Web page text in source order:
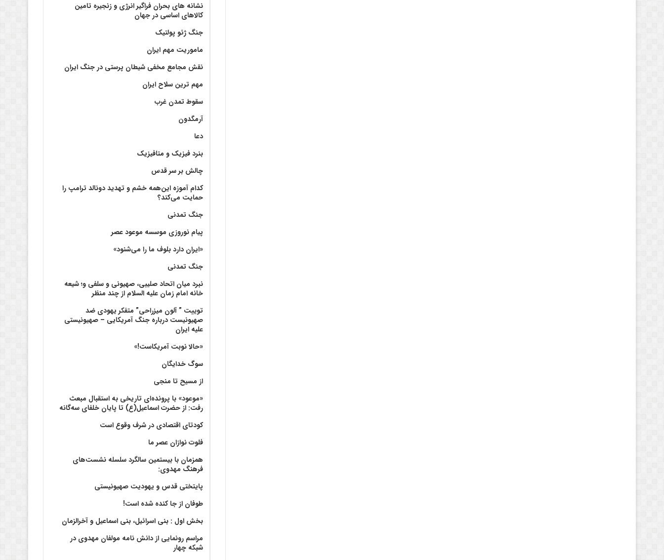
نشانه های بحران فراگیر انرژی و زنجیره تامین
کالاهای اساسی در جهان
جنگ ژئو پولتیک
ماموریت مهم ایران
نقش مجامع مخفی شیطان پرستی در جنگ ایران
مهم ترین سلاح ایران
سقوط تمدن غرب
آرمگدون
دعا
بنرد فیزیک و متافیزیک
چالش بر سر قدس
کدام آموزه این‌همه خشم و تهدید دونالد ترامپ را
حمایت می‌کند؟
جنگ تمدنی
پیام نوروزی موسسه موعود عصر
«ایران دارد بلوف ما را می‌شنود»
جنگ تمدنی
نبرد میان اتحاد صلیبی، صهیونی و سلفی و؛ شیعه
خانه امام زمان علیه السلام از چند منظر
توییت ” آلون میزراحی” متفکر یهودی ضد
صهیونیست درباره جنگ آمریکایی – صهیونیستی
علیه ایران
«حالا نوبت آمریکاست!»
سوگ خدایگان
از مسیح تا منجی
«موعود» با پرونده‌ای تاریخی به استقبال مبعث
رفت: از حضرت اسماعیل(ع) تا پایان خلفای سه‌گانه
کودتای اقتصادی در شرف وقوع است
فلوت نوازان عصر ما
همزمان با بیستمین سالگرد سلسله نشست‌های
فرهنگ مهدوی:‌
پایتختی قدس و یهودیت صهیونیستی
طوفان از جا کنده شده است!
بخش اول : بنی اسرائیل، بنی اسماعیل و آخرالزمان
مراسم رونمایی از دانش نامه مولفان مهدوی در
شبکه چهار